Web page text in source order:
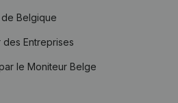
Belgique
Entreprises
le Moniteur Belge